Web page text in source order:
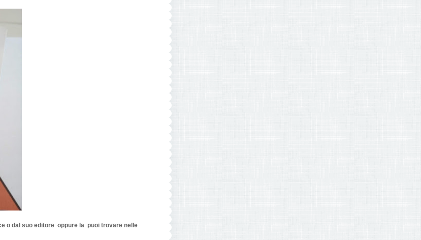
o dal suo editore oppure la puoi trovare nelle